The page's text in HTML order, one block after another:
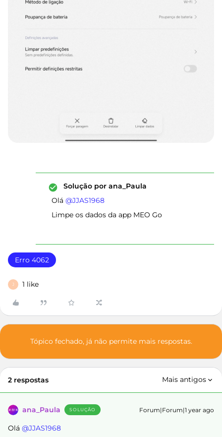
Solução por ana_Paula
Olá ​ @JJAS1968
Limpe os dados da app MEO Go
Erro 4062
J 1 like
Tópico fechado, já não permite mais respostas.
2 respostas Mais antigos
ana_Paula SOLUÇÃO Forum|Forum|1 year ago
Olá ​ @JJAS1968